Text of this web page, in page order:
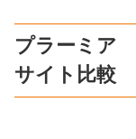
プラーミア
サイト比較